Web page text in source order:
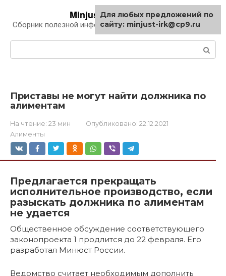
контенту
Minjust-irk.ru
Сборник полезной информации про автомобили
Приставы не могут найти должника по
алиментам
На чтение: 23 мин Опубликовано: 22.12.2021
Алименты
Предлагается прекращать
исполнительное производство, если
разыскать должника по алиментам
не удается
Общественное обсуждение соответствующего
законопроекта 1 продлится до 22 февраля. Его
разработал Минюст России.
Ведомство считает необходимым дополнить
Для любых предложений по
сайту: minjust-irk@cp9.ru